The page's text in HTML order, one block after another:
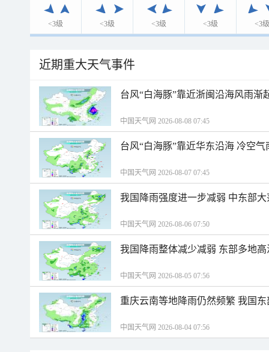
<3级 <3级 <3级 <3级 <3级
近期重大天气事件
台风“白海豚”靠近浙闽沿海风雨渐
中国天气网 2026-08-08 07:45
台风“白海豚”靠近华东沿海 冷空
中国天气网 2026-08-07 07:45
我国降雨强度进一步减弱 中东部
中国天气网 2026-08-06 07:50
我国降雨整体减少减弱 东部多地
中国天气网 2026-08-05 07:56
重庆云南等地降雨仍然频繁 我国
中国天气网 2026-08-04 07:56